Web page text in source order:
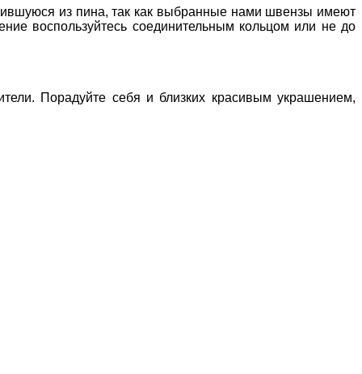
из пина, так как выбранные нами швензы имеют
воспользуйтесь соединительным кольцом или не до
Порадуйте себя и близких красивым украшением,